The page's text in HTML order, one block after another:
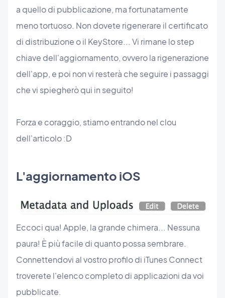
a quello di pubblicazione, ma fortunatamente
meno tortuoso. Non dovete rigenerare il certificato
di distribuzione o il KeyStore... Vi rimane lo step
chiave dell'aggiornamento, ovvero la rigenerazione
dell'app, e poi non vi resterà che seguire i passaggi
che vi spiegherò qui in seguito!
Forza e coraggio, stiamo entrando nel clou
dell'articolo :D
L'aggiornamento iOS
Eccoci qua! Apple, la grande chimera... Nessuna
paura! È più facile di quanto possa sembrare.
Connettendovi al vostro profilo di iTunes Connect
troverete l'elenco completo di applicazioni da voi
pubblicate.